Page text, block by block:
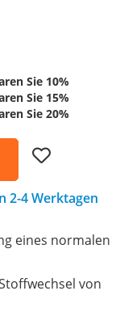
Sie 10%
Sie 15%
Sie 20%
List
2-4 Werktagen
eines normalen
von